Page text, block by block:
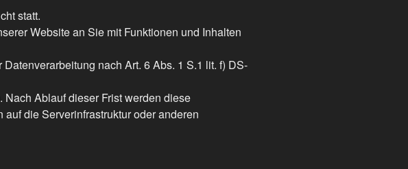
statt.
Website an Sie mit Funktionen und Inhalten
nach Art. 6 Abs. 1 S.1 lit. f) DS-
Ablauf dieser Frist werden diese
die Serverinfrastruktur oder anderen